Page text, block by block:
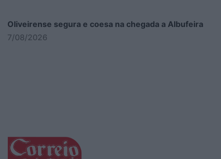
Oliveirense segura e coesa na chegada a Albufeira
7/08/2026